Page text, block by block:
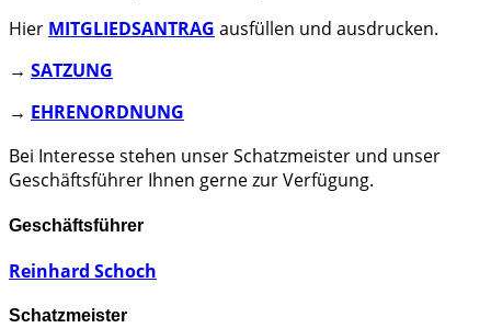
Hier MITGLIEDSANTRAG ausfüllen und ausdrucken.
→ SATZUNG
→ EHRENORDNUNG
Bei Interesse stehen unser Schatzmeister und unser
Geschäftsführer Ihnen gerne zur Verfügung.
Geschäftsführer
Reinhard Schoch
Schatzmeister